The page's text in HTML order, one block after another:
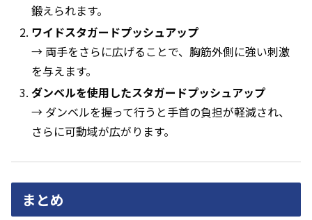
鍛えられます。
ワイドスタガードプッシュアップ
→ 両手をさらに広げることで、胸筋外側に強い刺激
を与えます。
ダンベルを使用したスタガードプッシュアップ
→ ダンベルを握って行うと手首の負担が軽減され、
さらに可動域が広がります。
まとめ